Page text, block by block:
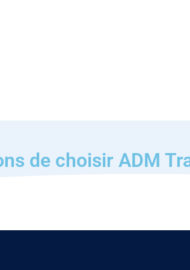
de choisir ADM